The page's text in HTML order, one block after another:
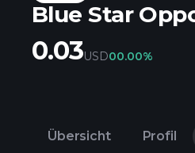
Blue Star
0.03USD00.00%
Übersicht Profil